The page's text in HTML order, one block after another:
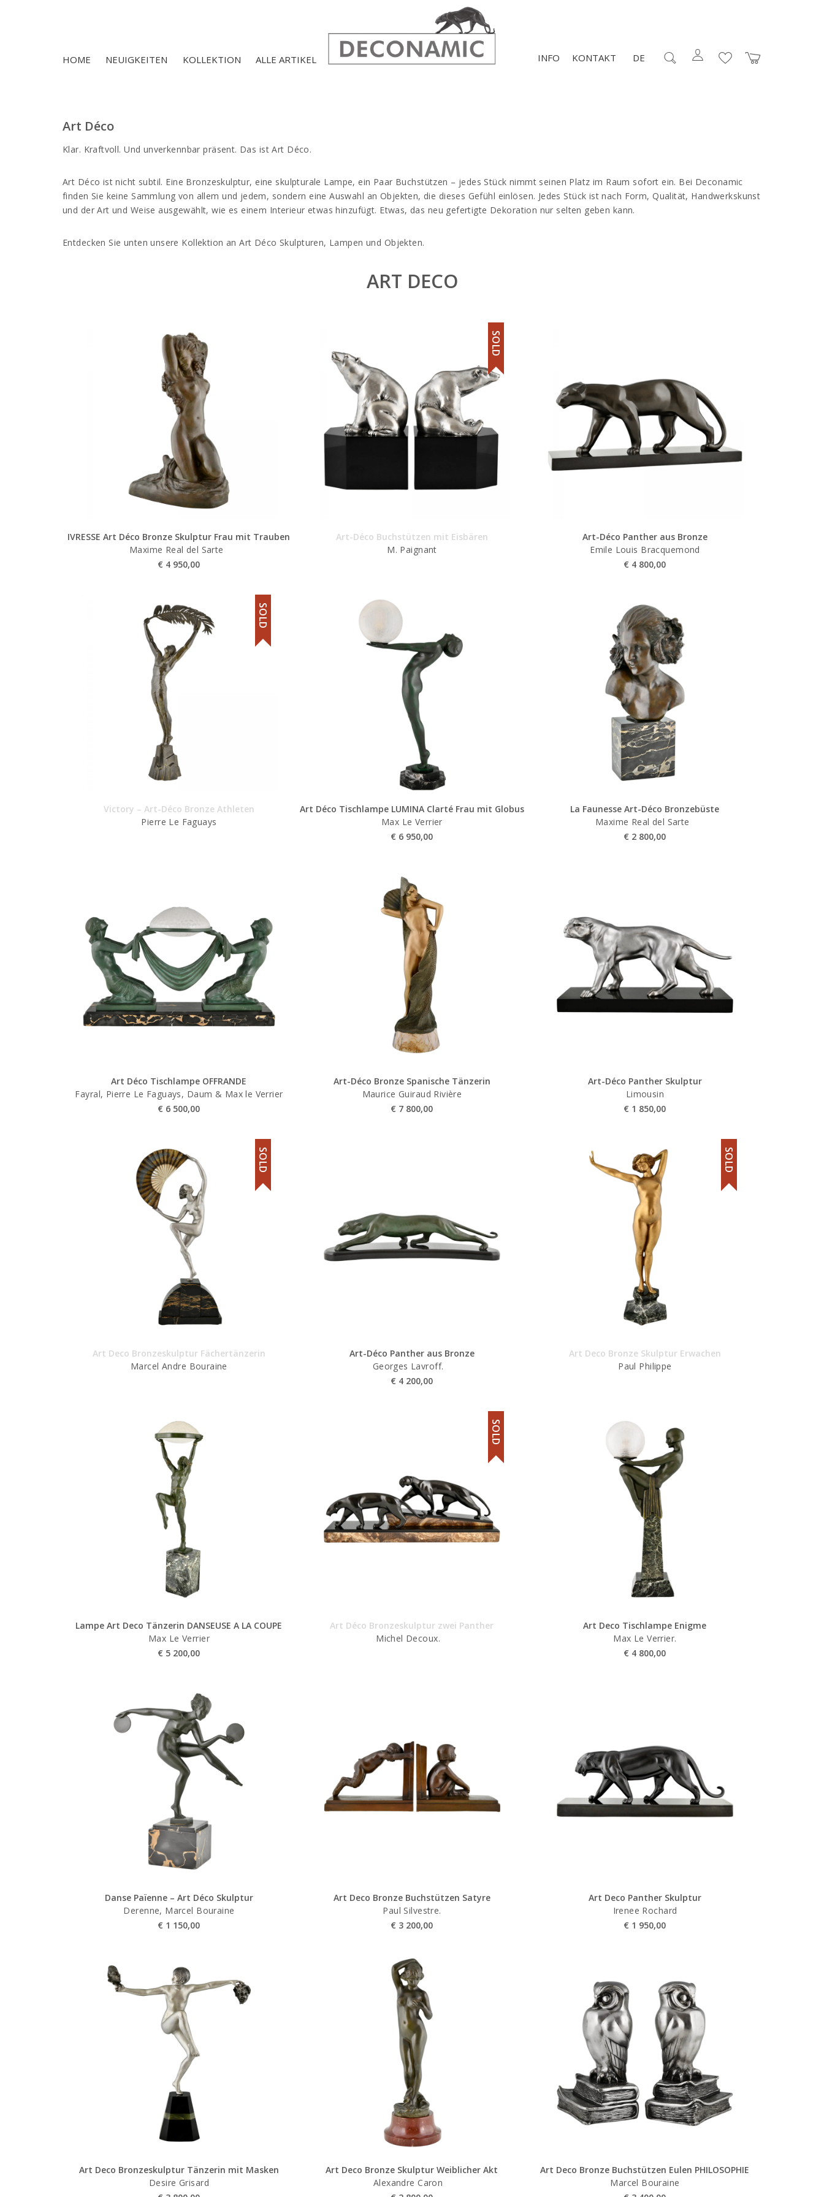
HOME NEUIGKEITEN KOLLEKTION ALLE ARTIKEL KONTAKT
INFO DE
Art Déco
Klar. Kraftvoll. Und unverkennbar präsent. Das ist Art Déco.
Art Déco ist nicht subtil. Eine Bronzeskulptur, eine skulpturale Lampe, ein Paar Buchstützen – jedes Stück nimmt seinen Platz im Raum sofort ein. Bei Deconamic
finden Sie keine Sammlung von allem und jedem, sondern eine Auswahl an Objekten, die dieses Gefühl einlösen. Jedes Stück ist nach Form, Qualität, Handwerkskunst
und der Art und Weise ausgewählt, wie es einem Interieur etwas hinzufügt. Etwas, das neu gefertigte Dekoration nur selten geben kann.
Entdecken Sie unten unsere Kollektion an Art Déco Skulpturen, Lampen und Objekten.
ART DECO
IVRESSE Art Déco Bronze Skulptur Frau mit Trauben
Maxime Real del Sarte
€ 4 950,00
Art-Déco Buchstützen mit Eisbären
M. Paignant
SOLD
Art-Déco Panther aus Bronze
Emile Louis Bracquemond
€ 4 800,00
Victory – Art-Déco Bronze Athleten
Pierre Le Faguays
SOLD
Art Déco Tischlampe LUMINA Clarté Frau mit Globus
Max Le Verrier
€ 6 950,00
La Faunesse Art-Déco Bronzebüste
Maxime Real del Sarte
€ 2 800,00
Art Déco Tischlampe OFFRANDE
Fayral, Pierre Le Faguays, Daum & Max le Verrier
€ 6 500,00
Art-Déco Bronze Spanische Tänzerin
Maurice Guiraud Rivière
€ 7 800,00
Art-Déco Panther Skulptur
Limousin
€ 1 850,00
Art Deco Bronzeskulptur Fächertänzerin
Marcel Andre Bouraine
SOLD
Art-Déco Panther aus Bronze
Georges Lavroff.
€ 4 200,00
Art Deco Bronze Skulptur Erwachen
Paul Philippe
SOLD
Lampe Art Deco Tänzerin DANSEUSE A LA COUPE
Max Le Verrier
€ 5 200,00
Art Déco Bronzeskulptur zwei Panther
Michel Decoux.
SOLD
Art Deco Tischlampe Enigme
Max Le Verrier.
€ 4 800,00
Danse Païenne – Art Déco Skulptur
Derenne, Marcel Bouraine
€ 1 150,00
Art Deco Bronze Buchstützen Satyre
Paul Silvestre.
€ 3 200,00
Art Deco Panther Skulptur
Irenee Rochard
€ 1 950,00
Art Deco Bronzeskulptur Tänzerin mit Masken
Desire Grisard
Art Deco Bronze Skulptur Weiblicher Akt
Alexandre Caron
Art Deco Bronze Buchstützen Eulen PHILOSOPHIE
Marcel Bouraine